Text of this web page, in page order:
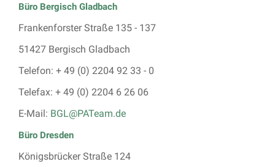
Büro Bergisch Gladbach
Frankenforster Straße 135 - 137
51427 Bergisch Gladbach
Telefon: + 49 (0) 2204 92 33 - 0
Telefax: + 49 (0) 2204 6 26 06
E-Mail: BGL@PATeam.de
Büro Dresden
Königsbrücker Straße 124